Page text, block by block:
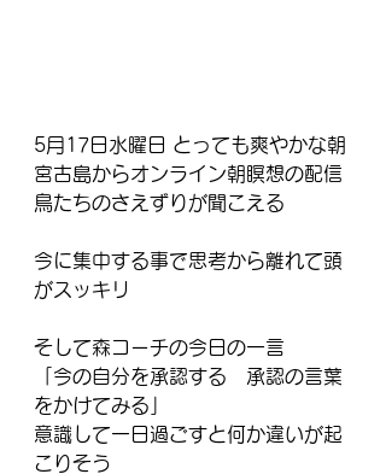
5月17日水曜日 とっても爽やかな朝
宮古島からオンライン朝瞑想の配信
鳥たちのさえずりが聞こえる
今に集中する事で思考から離れて頭
がスッキリ
そして森コーチの今日の一言
「今の自分を承認する　承認の言葉
をかけてみる」
意識して一日過ごすと何か違いが起
こりそう